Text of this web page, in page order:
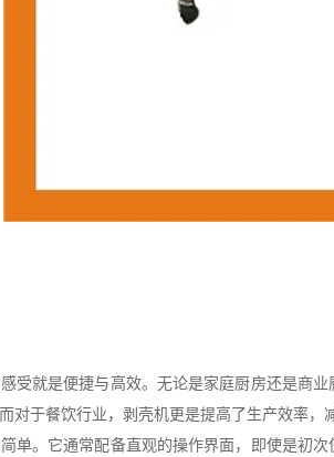
就是便捷与高效。无论是家庭厨房还是商业
对于餐饮行业，剥壳机更是提高了生产效率，
。它通常配备直观的操作界面，即使是初次